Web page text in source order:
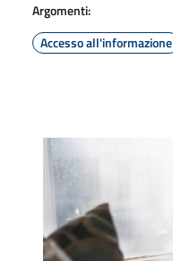
Argomenti:
Accesso all'informazione